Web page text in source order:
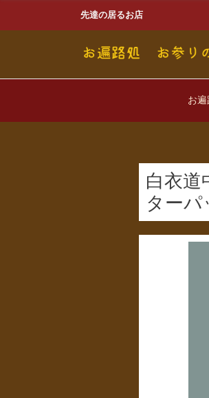
先達の居るお店
お
白衣
ターパ